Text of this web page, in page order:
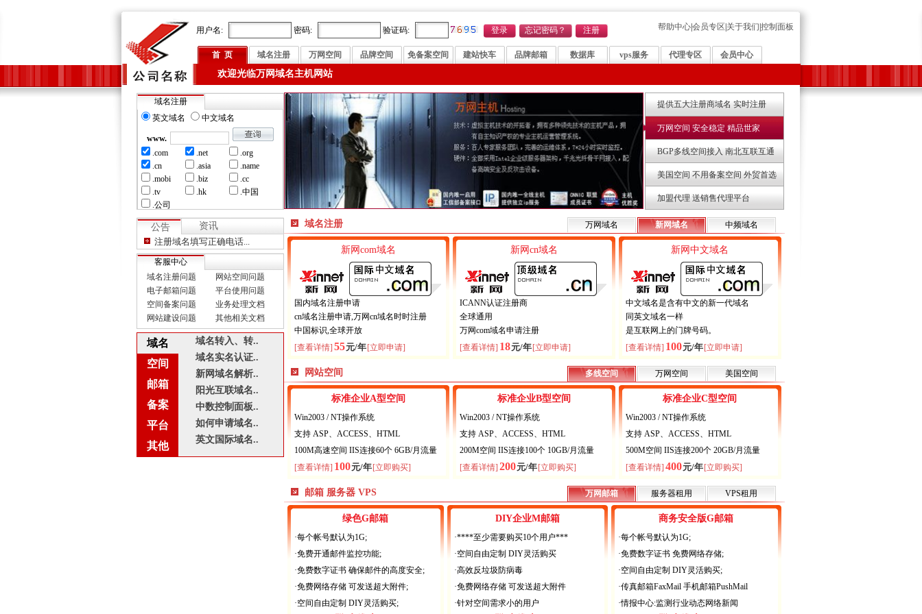
用户名: 密码: 验证码: 帮助中心|会员专区 关于我们 控制面板
首 页 域名注册 万网空间 品牌空间 免备案空间 建站快车 品牌邮箱 数据库 vps服务 代理专区 会员中心
欢迎光临万网域名主机网站
域名注册
英文域名
中文域名
www.
.com
.net
.org
.cn
.asia
.name
.mobi
.biz
.cc
.tv
.hk
.中国
.公司
提供五大注册商域名 实时注册
万网空间 安全稳定 精品世家
BGP多线空间接入 南北互联互通
美国空间 不用备案空间 外贸首选
加盟代理 送销售代理平台
公告
资讯
注册域名填写正确电话...
客服中心
域名注册问题
网站空间问题
电子邮箱问题
平台使用问题
空间备案问题
业务处理文档
网站建设问题
其他相关文档
域名
空间
邮箱
备案
平台
其他
域名转入、转..
域名实名认证..
新网域名解析..
阳光互联域名..
中数控制面板..
如何申请域名..
英文国际域名..
域名注册 万网域名 新网域名 中频域名
新网com域名
国内域名注册申请
cn域名注册申请,万网cn域名时时注册
中国标识,全球开放
[查看详情] 55元/年 [立即申请]
新网cn域名
ICANN认证注册商
全球通用
万网com域名申请注册
[查看详情] 18元/年 [立即申请]
新网中文域名
中文域名是含有中文的新一代域名
同英文域名一样
是互联网上的门牌号码。
[查看详情] 100元/年 [立即申请]
网站空间 多线空间 万网空间 美国空间
标准企业A型空间
Win2003 / NT操作系统
支持 ASP、ACCESS、HTML
100M高速空间 IIS连接60个 6GB/月流量
[查看详情] 100元/年 [立即购买]
标准企业B型空间
Win2003 / NT操作系统
支持 ASP、ACCESS、HTML
200M空间 IIS连接100个 10GB/月流量
[查看详情] 200元/年 [立即购买]
标准企业C型空间
Win2003 / NT操作系统
支持 ASP、ACCESS、HTML
500M空间 IIS连接200个 20GB/月流量
[查看详情] 400元/年 [立即购买]
邮箱 服务器 VPS 万网邮箱 服务器租用 VPS租用
绿色G邮箱
·每个帐号默认为1G;
·免费开通邮件监控功能;
·免费数字证书 确保邮件的高度安全;
·免费网络存储 可发送超大附件;
·空间自由定制 DIY灵活购买;
DIY企业M邮箱
·****至少需要购买10个用户***
·空间自由定制 DIY灵活购买
·高效反垃圾防病毒
·免费网络存储 可发送超大附件
·针对空间需求小的用户
商务安全版G邮箱
·每个帐号默认为1G;
·免费数字证书 免费网络存储;
·空间自由定制 DIY灵活购买;
·传真邮箱FaxMail 手机邮箱PushMail
·情报中心:监测行业动态网络新闻